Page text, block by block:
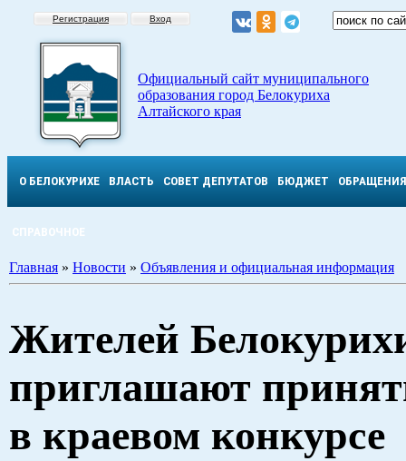
Регистрация Вход
Официальный сайт муниципального
образования город Белокуриха
Алтайского края
О БЕЛОКУРИХЕ ВЛАСТЬ СОВЕТ ДЕПУТАТОВ БЮДЖЕТ ОБРАЩЕНИЯ
СПРАВОЧНОЕ
Главная » Новости » Объявления и официальная информация
Жителей
приглашают
в краевом конкурсе